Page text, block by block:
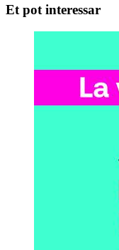
Et pot interessar